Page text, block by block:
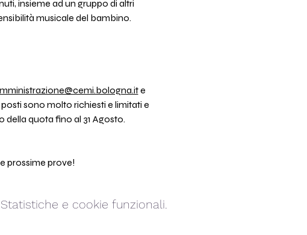
insieme ad un gruppo di altri
musicale del bambino.
e
sono molto richiesti e limitati e
quota fino al 31 Agosto.
prossime prove!
e cookie funzionali.